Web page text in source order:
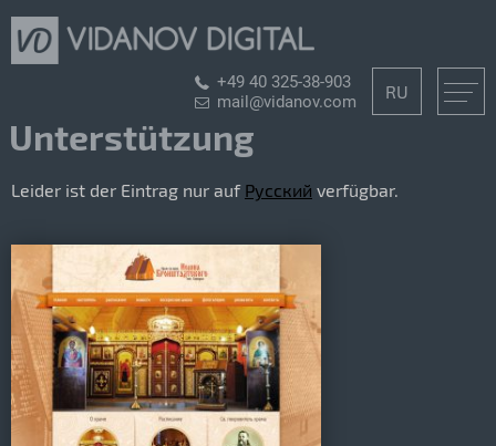
+49 40 325-38-903
mail@vidanov.com
RU
Unterstützung
Leider ist der Eintrag nur auf Русский verfügbar.